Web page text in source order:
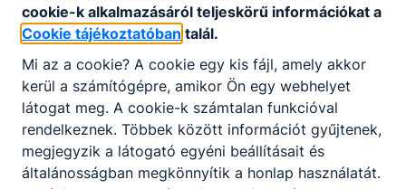
cookie-k alkalmazásáról teljeskörű információkat a
Cookie tájékoztatóban talál.
Mi az a cookie? A cookie egy kis fájl, amely akkor
kerül a számítógépre, amikor Ön egy webhelyet
látogat meg. A cookie-k számtalan funkcióval
rendelkeznek. Többek között információt gyűjtenek,
megjegyzik a látogató egyéni beállításait és
általánosságban megkönnyítik a honlap használatát.